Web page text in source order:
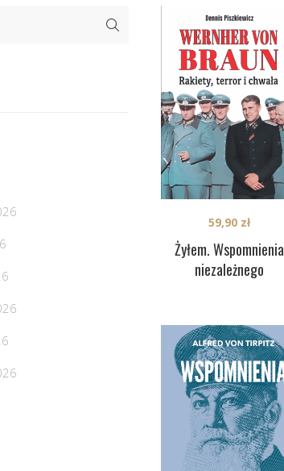
Żyłem. Wspomnienia
niezależnego
59,90 zł